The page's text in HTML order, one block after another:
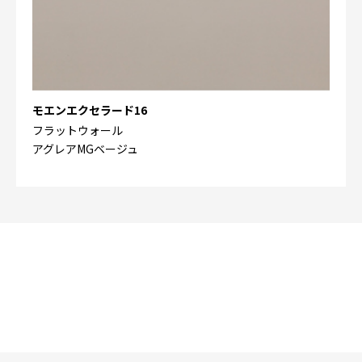
モエンエクセラード16
フラットウォール
アグレアMGベージュ